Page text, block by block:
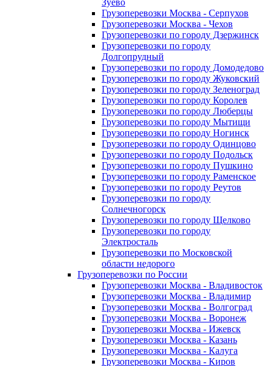
Зуево
Грузоперевозки Москва - Серпухов
Грузоперевозки Москва - Чехов
Грузоперевозки по городу Дзержинск
Грузоперевозки по городу
Долгопрудный
Грузоперевозки по городу Домодедово
Грузоперевозки по городу Жуковский
Грузоперевозки по городу Зеленоград
Грузоперевозки по городу Королев
Грузоперевозки по городу Люберцы
Грузоперевозки по городу Мытищи
Грузоперевозки по городу Ногинск
Грузоперевозки по городу Одинцово
Грузоперевозки по городу Подольск
Грузоперевозки по городу Пушкино
Грузоперевозки по городу Раменское
Грузоперевозки по городу Реутов
Грузоперевозки по городу
Солнечногорск
Грузоперевозки по городу Щелково
Грузоперевозки по городу
Электросталь
Грузоперевозки по Московской
области недорого
Грузоперевозки по России
Грузоперевозки Москва - Владивосток
Грузоперевозки Москва - Владимир
Грузоперевозки Москва - Волгоград
Грузоперевозки Москва - Воронеж
Грузоперевозки Москва - Ижевск
Грузоперевозки Москва - Казань
Грузоперевозки Москва - Калуга
Грузоперевозки Москва - Киров